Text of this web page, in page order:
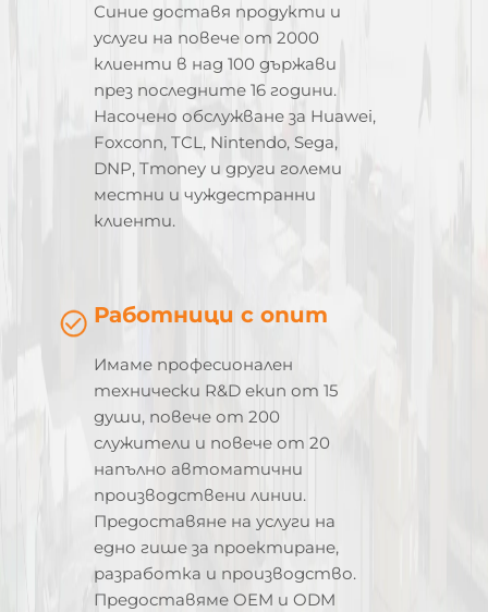
Синие доставя продукти и
услуги на повече от 2000
клиенти в над 100 държави
през последните 16 години.
Насочено обслужване за Huawei,
Foxconn, TCL, Nintendo, Sega,
DNP, Tmoney и други големи
местни и чуждестранни
клиенти.
Работници с опит
Имаме професионален
технически R&D екип от 15
души, повече от 200
служители и повече от 20
напълно автоматични
производствени линии.
Предоставяне на услуги на
едно гише за проектиране,
разработка и производство.
Предоставяме OEM и ODM